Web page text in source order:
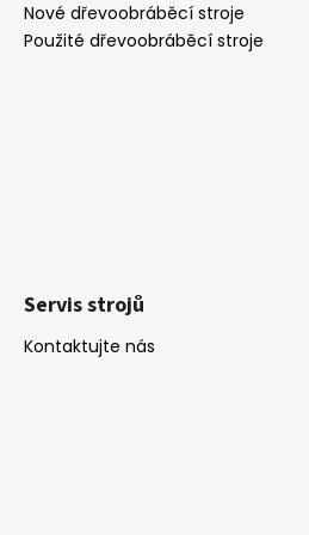
Nové dřevoobráběcí stroje
Použité dřevoobráběcí stroje
Servis strojů
Kontaktujte nás